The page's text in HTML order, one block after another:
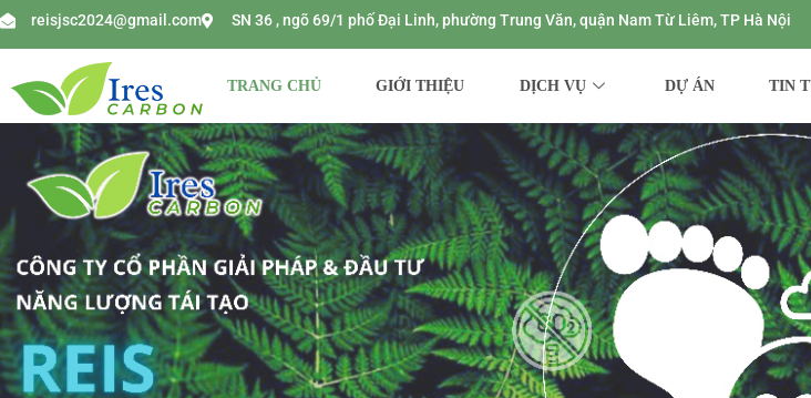
reisjsc2024@gmail.com SN 36 , ngõ 69/1 phố Đại Linh, phường Trung Văn, quận Nam Từ Liêm, TP Hà Nội
TRANG CHỦ GIỚI THIỆU DỊCH VỤ DỰ ÁN TIN